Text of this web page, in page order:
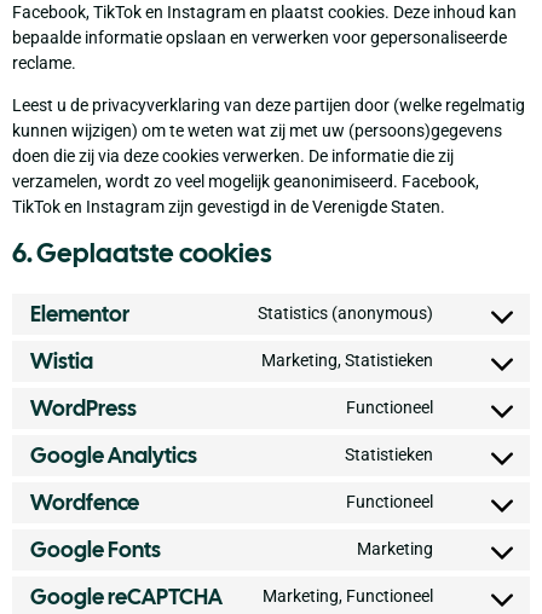
Facebook, TikTok en Instagram en plaatst cookies. Deze inhoud kan
bepaalde informatie opslaan en verwerken voor gepersonaliseerde
reclame.
Leest u de privacyverklaring van deze partijen door (welke regelmatig
kunnen wijzigen) om te weten wat zij met uw (persoons)gegevens
doen die zij via deze cookies verwerken. De informatie die zij
verzamelen, wordt zo veel mogelijk geanonimiseerd. Facebook,
TikTok en Instagram zijn gevestigd in de Verenigde Staten.
6. Geplaatste cookies
Elementor Statistics (anonymous)
Wistia Marketing, Statistieken
WordPress Functioneel
Google Analytics Statistieken
Wordfence Functioneel
Google Fonts Marketing
Google reCAPTCHA Marketing, Functioneel